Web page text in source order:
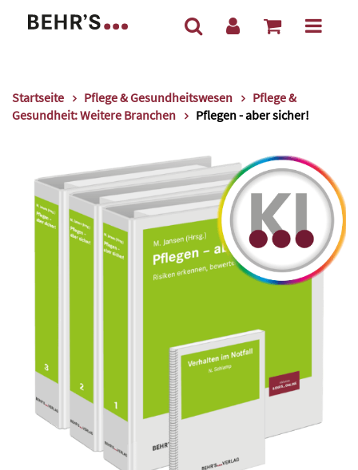
Startseite Pflege & Gesundheitswesen
Pflege &
Gesundheit: Weitere Branchen
Pflegen - aber sicher!